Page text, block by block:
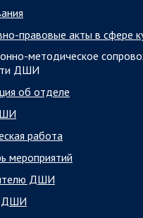
правовые акты в сфере
методическое
ДШИ
об отделе
работа
мероприятий
ДШИ
ДШИ